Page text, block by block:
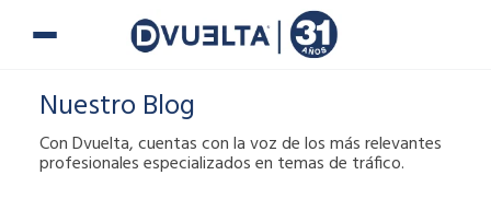
Nuestro Blog
Con Dvuelta, cuentas con la voz de los más relevantes
profesionales especializados en temas de tráfico.